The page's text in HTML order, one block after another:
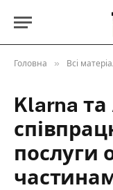
Головна » Всі
Klarna та
послуги